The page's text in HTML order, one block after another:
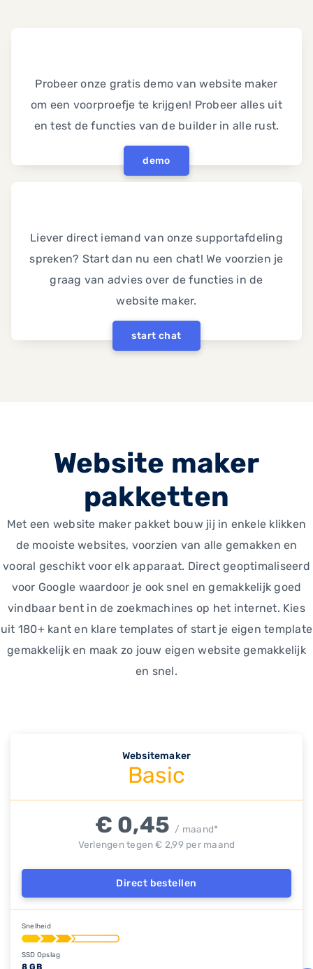
Probeer onze gratis demo van website maker
om een voorproefje te krijgen! Probeer alles uit
en test de functies van de builder in alle rust.
demo
Liever direct iemand van onze supportafdeling
spreken? Start dan nu een chat! We voorzien je
graag van advies over de functies in de
website maker.
start chat
Website maker
pakketten
Met een website maker pakket bouw jij in enkele klikken
de mooiste websites, voorzien van alle gemakken en
vooral geschikt voor elk apparaat. Direct geoptimaliseerd
voor Google waardoor je ook snel en gemakkelijk goed
vindbaar bent in de zoekmachines op het internet. Kies
uit 180+ kant en klare templates of start je eigen template
gemakkelijk en maak zo jouw eigen website gemakkelijk
en snel.
Websitemaker
Basic
€ 0,45 / maand*
Verlengen tegen € 2,99 per maand
Direct bestellen
Snelheid
SSD Opslag
8 GB